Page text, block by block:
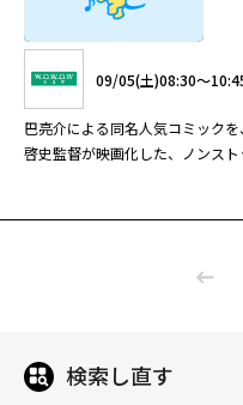
に戻ってきたことを知る。大学
屈指のイケメン男子。＜ダイバ
への参加を要請する。
現にあと一歩まで迫った織田信
くことを決意。金閣寺を建立し
門と指図（設計図）をめぐる争
た熱田の宮大工・岡部又右衛門
ながら難事業に懸命に取り組む
待ち受けていた。
08/23(日)09:30～12:00
とになった宮大工と、その周囲
クに描いた話題の時代劇。 安土
望に燃える織田信長の厳命を受
いう難事業に挑むことになった
ながら安土城を一から作り上げ
た山本兼一の同名小説をもとに
公に扮して熱演を披露するほか
門と指図（設計図）をめぐる争い
た熱田の宮大工・岡部又右衛門
09/05(土)08:30～
巴亮介による同名人気コミック
啓史監督が映画化した、ノンス
者を制裁するかのような犯人は
ミックを「るろうに剣心」３部
「怒り」の妻夫木聡ら豪華キャ
や幼い息子との生活をないがし
09/05(土)08:30～10:45
検索し直す